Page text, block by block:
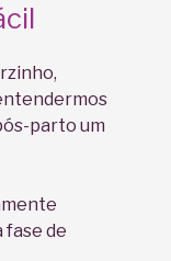
parto um
fase de